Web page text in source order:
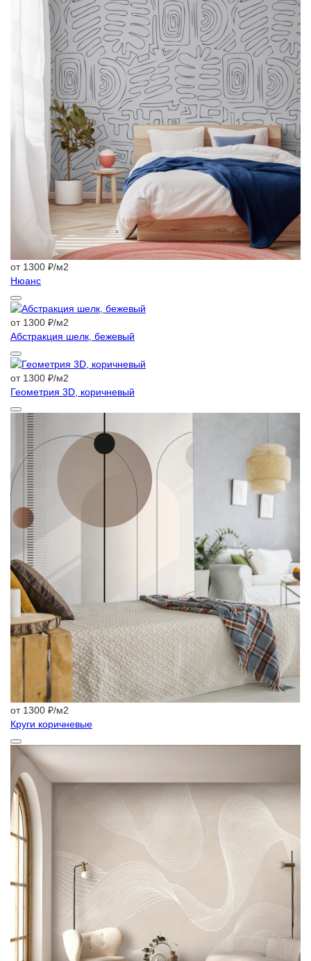
от 1300 ₽/м2
Нюанс
от 1300 ₽/м2
Абстракция шелк, бежевый
от 1300 ₽/м2
Геометрия 3D, коричневый
от 1300 ₽/м2
Круги коричневые